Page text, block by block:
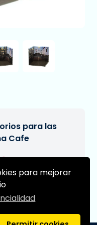
para mejorar
para las
Cafe